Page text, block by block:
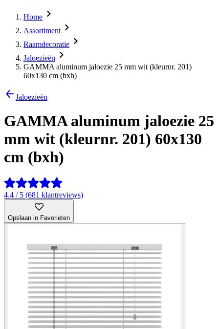
Home
Assortiment
Raamdecoratie
Jaloezieën
GAMMA aluminum jaloezie 25 mm wit (kleurnr. 201)
60x130 cm (bxh)
Jaloezieën
GAMMA aluminum jaloezie 25
mm wit (kleurnr. 201) 60x130
cm (bxh)
4.4 / 5 (681 klantreviews)
Opslaan in Favorieten